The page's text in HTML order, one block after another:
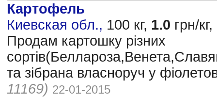
Картофель
Киевская обл., 100 кг, 1.0 грн/кг,
Продам картошку різних
та зібрана власноруч у
11169) 22-01-2015